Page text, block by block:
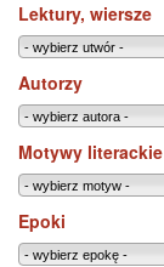
Lektury, wiersze
Autorzy
Motywy literackie
Epoki